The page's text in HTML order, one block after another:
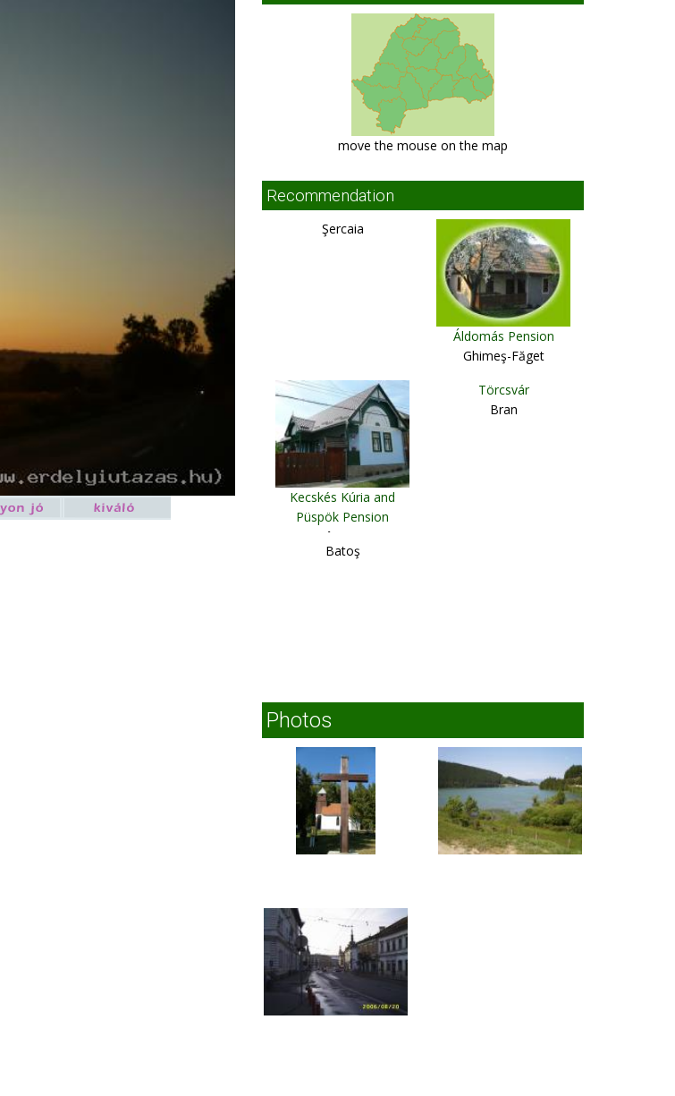
move the mouse on the map
Recommendation
Şercaia
Áldomás Pension
Ghimeş-Făget
Kecskés Kúria and
Püspök Pension
Sâncraiu
Törcsvár
Bran
Batoş
Photos